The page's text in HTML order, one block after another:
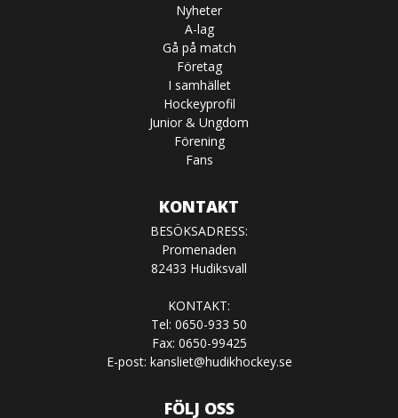
Nyheter
A-lag
Gå på match
Företag
I samhället
Hockeyprofil
Junior & Ungdom
Förening
Fans
KONTAKT
BESÖKSADRESS:
Promenaden
82433 Hudiksvall
KONTAKT:
Tel: 0650-933 50
Fax: 0650-99425
E-post: kansliet@hudikhockey.se
FÖLJ OSS